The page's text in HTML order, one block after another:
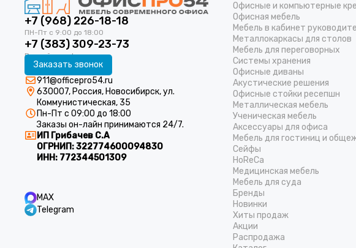
+7 (968) 226-18-18
+7 (383) 309-23-73
Заказать звонок
911@officepro54.ru
630007, Россия, Новосибирск, ул.
Коммунистическая, 35
Пн-Пт с 09:00 до 18:00
Заказы он-лайн принимаются 24/7.
ИП Грибачев С.А
ОГРНИП:322774600094830
ИНН: 772344501309
MAX
Telegram
Офисные и компьютерные
Офисная мебель
Мебель в кабинет
Металлокаркасы для столов
Мебель для переговорных
Системы хранения
Офисные диваны
Акустические решения
Офисные стойки ресепшн
Металлическая мебель
Ученическая мебель
Аксессуары для офиса
Мебель для гостиниц и
Cейфы
HoReCa
Медицинская мебель
Мебель для суда
Бренды
Новинки
Хиты продаж
Акции
Распродажа